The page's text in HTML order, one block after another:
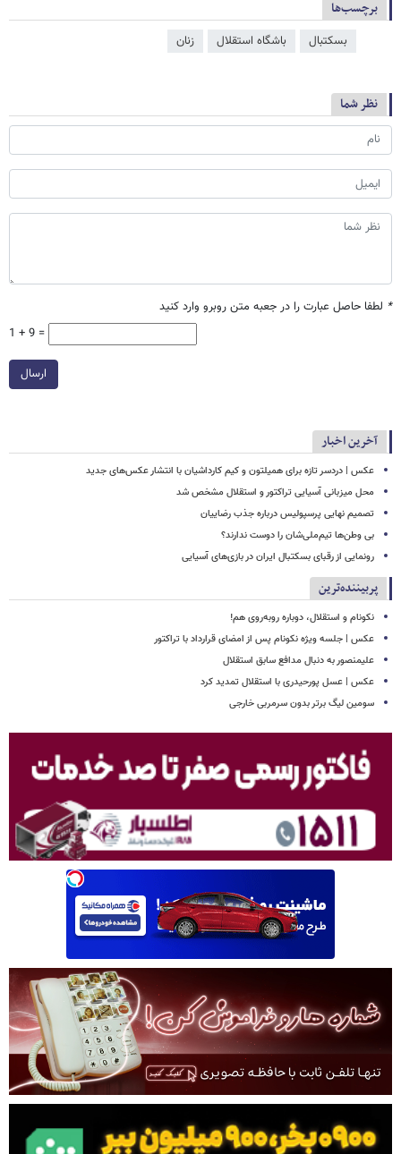
برچسب‌ها
بسکتبال باشگاه استقلال زنان
نظر شما
* لطفا حاصل عبارت را در جعبه متن روبرو وارد کنید
1 + 9 =
ارسال
آخرین اخبار
عکس | دردسر تازه برای همیلتون و کیم کارداشیان با انتشار عکس‌های جدید
محل میزبانی آسیایی تراکتور و استقلال مشخص شد
تصمیم نهایی پرسپولیس درباره جذب رضاییان
بی وطن‌ها تیم‌ملی‌شان را دوست ندارند؟
رونمایی از رقبای بسکتبال ایران در بازی‌های آسیایی
پربیننده‌ترین
نکونام و استقلال، دوباره روبه‌روی هم!
عکس | جلسه ویژه نکونام پس از امضای قرارداد با تراکتور
علیمنصور به دنبال مدافع سابق استقلال
عکس | عسل پورحیدری با استقلال تمدید کرد
سومین لیگ برتر بدون سرمربی خارجی